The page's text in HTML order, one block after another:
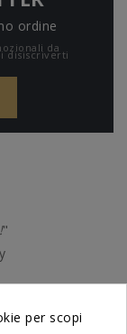
ordine
da
disiscriverti
"
per scopi